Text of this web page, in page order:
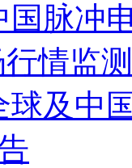
国脉冲
行情监
球及中